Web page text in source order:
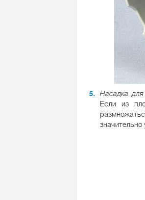
Насадка
Если из
значительно